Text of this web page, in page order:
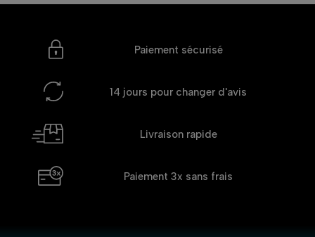
Paiement sécurisé
14 jours pour changer d'avis
Livraison rapide
Paiement 3x sans frais